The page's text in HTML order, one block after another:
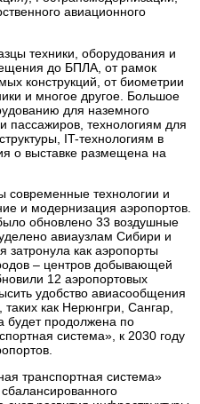
авиационного
техники, оборудования и
до БПЛА, от рамок
конструкций, от биометрии
и многое другое. Большое
для наземного
пассажиров, технологиям для
IT-технологиям в
о выставке размещена на
современные технологии и
и модернизация аэропортов.
обновлено 33 воздушные
авиаузлам Сибири и
затронула как аэропорты
– центров добывающей
12 аэропортовых
удобство авиасообщения
как Нерюнгри, Сангар,
будет продолжена по
система», к 2030 году
транспортная система»